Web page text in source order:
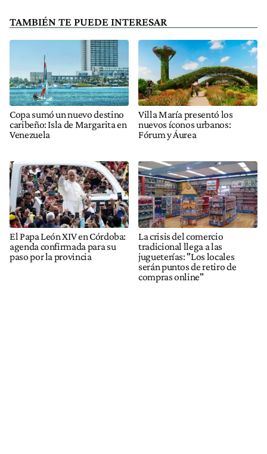
TAMBIÉN TE PUEDE INTERESAR
Copa sumó un nuevo destino
caribeño: Isla de Margarita en
Venezuela
Villa María presentó los
nuevos íconos urbanos:
Fórum y Áurea
El Papa León XIV en Córdoba:
agenda confirmada para su
paso por la provincia
La crisis del comercio
tradicional llega a las
jugueterías: "Los locales
serán puntos de retiro de
compras online"